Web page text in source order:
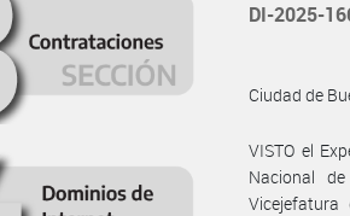
DI-2025-
Ciudad de
VISTO el
Nacional